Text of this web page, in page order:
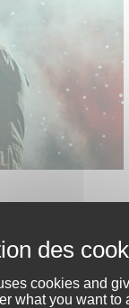
ABONNE-TOI !
cookies and
what you want to